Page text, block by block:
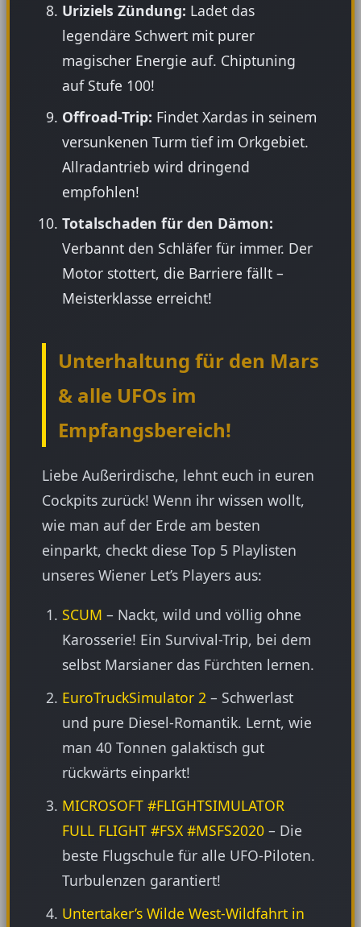
Uriziels Zündung: Ladet das
legendäre Schwert mit purer
magischer Energie auf. Chiptuning
auf Stufe 100!
Offroad-Trip: Findet Xardas in seinem
versunkenen Turm tief im Orkgebiet.
Allradantrieb wird dringend
empfohlen!
Totalschaden für den Dämon:
Verbannt den Schläfer für immer. Der
Motor stottert, die Barriere fällt –
Meisterklasse erreicht!
Unterhaltung für den Mars
& alle UFOs im
Empfangsbereich!
Liebe Außerirdische, lehnt euch in euren
Cockpits zurück! Wenn ihr wissen wollt,
wie man auf der Erde am besten
einparkt, checkt diese Top 5 Playlisten
unseres Wiener Let’s Players aus:
SCUM – Nackt, wild und völlig ohne
Karosserie! Ein Survival-Trip, bei dem
selbst Marsianer das Fürchten lernen.
EuroTruckSimulator 2 – Schwerlast
und pure Diesel-Romantik. Lernt, wie
man 40 Tonnen galaktisch gut
rückwärts einparkt!
MICROSOFT #FLIGHTSIMULATOR
FULL FLIGHT #FSX #MSFS2020 – Die
beste Flugschule für alle UFO-Piloten.
Turbulenzen garantiert!
Untertaker’s Wilde West-Wildfahrt in